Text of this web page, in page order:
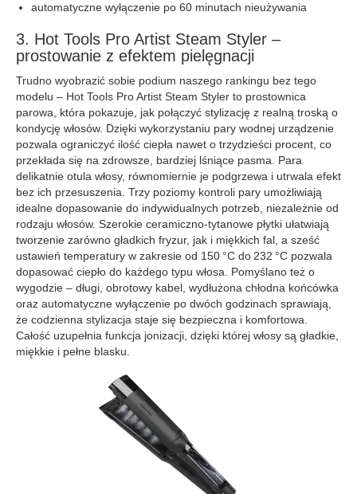
automatyczne wyłączenie po 60 minutach nieużywania
3. Hot Tools Pro Artist Steam Styler –
prostowanie z efektem pielęgnacji
Trudno wyobrazić sobie podium naszego rankingu bez tego
modelu – Hot Tools Pro Artist Steam Styler to prostownica
parowa, która pokazuje, jak połączyć stylizację z realną troską o
kondycję włosów. Dzięki wykorzystaniu pary wodnej urządzenie
pozwala ograniczyć ilość ciepła nawet o trzydzieści procent, co
przekłada się na zdrowsze, bardziej lśniące pasma. Para
delikatnie otula włosy, równomiernie je podgrzewa i utrwala efekt
bez ich przesuszenia. Trzy poziomy kontroli pary umożliwiają
idealne dopasowanie do indywidualnych potrzeb, niezależnie od
rodzaju włosów. Szerokie ceramiczno-tytanowe płytki ułatwiają
tworzenie zarówno gładkich fryzur, jak i miękkich fal, a sześć
ustawień temperatury w zakresie od 150 °C do 232 °C pozwala
dopasować ciepło do każdego typu włosa. Pomyślano też o
wygodzie – długi, obrotowy kabel, wydłużona chłodna końcówka
oraz automatyczne wyłączenie po dwóch godzinach sprawiają,
że codzienna stylizacja staje się bezpieczna i komfortowa.
Całość uzupełnia funkcja jonizacji, dzięki której włosy są gładkie,
miękkie i pełne blasku.